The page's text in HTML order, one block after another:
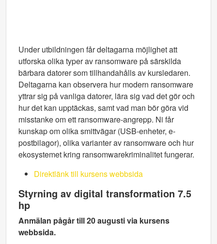
Under utbildningen får deltagarna möjlighet att
utforska olika typer av ransomware på särskilda
bärbara datorer som tillhandahålls av kursledaren.
Deltagarna kan observera hur modern ransomware
yttrar sig på vanliga datorer, lära sig vad det gör och
hur det kan upptäckas, samt vad man bör göra vid
misstanke om ett ransomware-angrepp. Ni får
kunskap om olika smittvägar (USB-enheter, e-
postbilagor), olika varianter av ransomware och hur
ekosystemet kring ransomwarekriminalitet fungerar.
Direktlänk till kursens webbsida
Styrning av digital transformation 7.5
hp
Anmälan pågår till 20 augusti via kursens
webbsida.